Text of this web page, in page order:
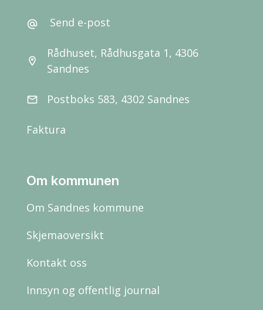
alternate_email Send e-post
location_on
Rådhuset, Rådhusgata 1, 4306
Sandnes
email Postboks 583, 4302 Sandnes
Faktura
Om kommunen
Om Sandnes kommune
Skjemaoversikt
Kontakt oss
Innsyn og offentlig journal